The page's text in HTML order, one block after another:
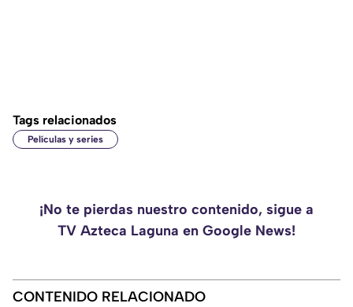
Tags relacionados
Películas y series
¡No te pierdas nuestro contenido, sigue a
TV Azteca Laguna en Google News!
CONTENIDO RELACIONADO